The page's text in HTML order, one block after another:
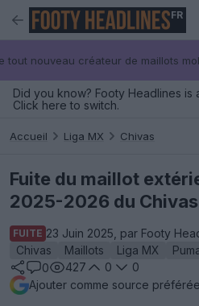
FR
tout nouveau créateur de maillots
Did you know? Footy Headlines is
Click here to switch.
Accueil Liga MX Chivas
Fuite du maillot
2025-2026 du Chivas
FUITE 23 Juin 2025, par Footy
Chivas
Maillots Liga MX
0
427 0
0
Ajouter comme source préférée